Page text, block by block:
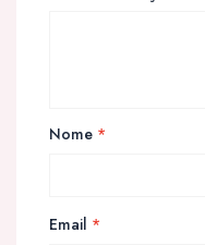
Nome *
Email *